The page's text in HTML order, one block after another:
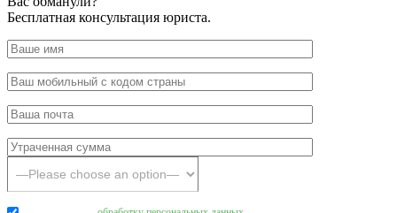
Бесплатная консультация юриста.